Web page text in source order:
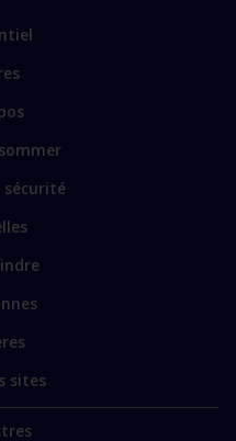
sécurité
sites